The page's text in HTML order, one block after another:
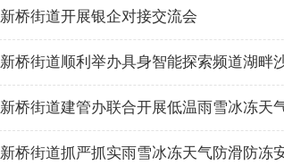
新桥街道开展银企对接交流会
新桥街道顺利举办具身智能探索频道湖畔
新桥街道建管办联合开展低温雨雪冰冻天
新桥街道抓严抓实雨雪冰冻天气防滑防冻